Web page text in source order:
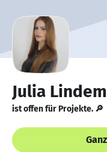
Julia
ist offen für Projekte. 🔎